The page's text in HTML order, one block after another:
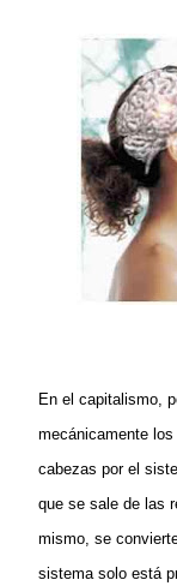
En el capitalismo,
mecánicamente
cabezas por el
que se sale de las
mismo, se
sistema solo está